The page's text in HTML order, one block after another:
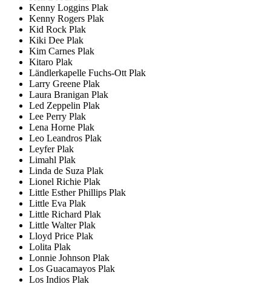
Kenny Loggins Plak
Kenny Rogers Plak
Kid Rock Plak
Kiki Dee Plak
Kim Carnes Plak
Kitaro Plak
Ländlerkapelle Fuchs-Ott Plak
Larry Greene Plak
Laura Branigan Plak
Led Zeppelin Plak
Lee Perry Plak
Lena Horne Plak
Leo Leandros Plak
Leyfer Plak
Limahl Plak
Linda de Suza Plak
Lionel Richie Plak
Little Esther Phillips Plak
Little Eva Plak
Little Richard Plak
Little Walter Plak
Lloyd Price Plak
Lolita Plak
Lonnie Johnson Plak
Los Guacamayos Plak
Los Indios Plak